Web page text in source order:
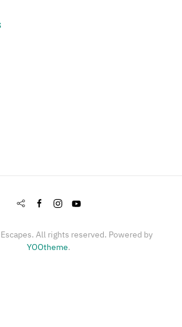
All rights reserved. Powered by
YOOtheme.